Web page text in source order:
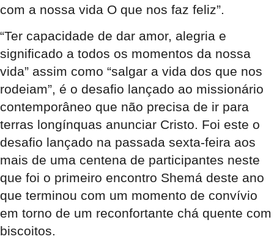
com a nossa vida O que nos faz feliz”.
“Ter capacidade de dar amor, alegria e
significado a todos os momentos da nossa
vida” assim como “salgar a vida dos que nos
rodeiam”, é o desafio lançado ao missionário
contemporâneo que não precisa de ir para
terras longínquas anunciar Cristo. Foi este o
desafio lançado na passada sexta-feira aos
mais de uma centena de participantes neste
que foi o primeiro encontro Shemá deste ano
que terminou com um momento de convívio
em torno de um reconfortante chá quente com
biscoitos.